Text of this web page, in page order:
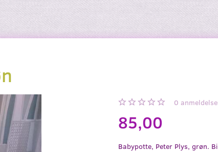
0
85,00
Babypotte, Peter Plys, grøn.